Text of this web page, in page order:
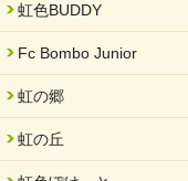
虹色BUDDY
Fc Bombo Junior
虹の郷
虹の丘